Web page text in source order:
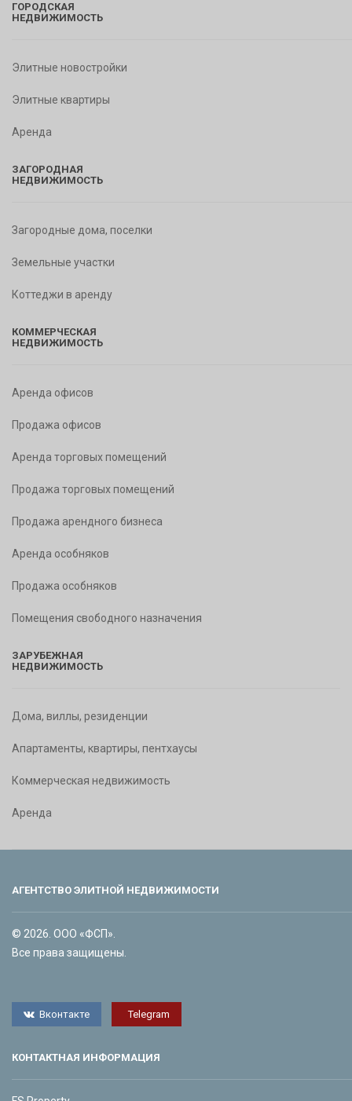
ГОРОДСКАЯ
НЕДВИЖИМОСТЬ
Элитные новостройки
Элитные квартиры
Аренда
ЗАГОРОДНАЯ
НЕДВИЖИМОСТЬ
Загородные дома, поселки
Земельные участки
Коттеджи в аренду
КОММЕРЧЕСКАЯ
НЕДВИЖИМОСТЬ
Аренда офисов
Продажа офисов
Аренда торговых помещений
Продажа торговых помещений
Продажа арендного бизнеса
Аренда особняков
Продажа особняков
Помещения свободного назначения
ЗАРУБЕЖНАЯ
НЕДВИЖИМОСТЬ
Дома, виллы, резиденции
Апартаменты, квартиры, пентхаусы
Коммерческая недвижимость
Аренда
АГЕНТСТВО ЭЛИТНОЙ НЕДВИЖИМОСТИ
© 2026. ООО «ФСП».
Все права защищены.
Вконтакте Telegram
КОНТАКТНАЯ ИНФОРМАЦИЯ